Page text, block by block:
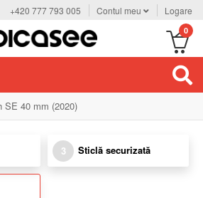
+420 777 793 005 Contul meu Logare
0
SE 40 mm (2020)
3 Sticlă securizată